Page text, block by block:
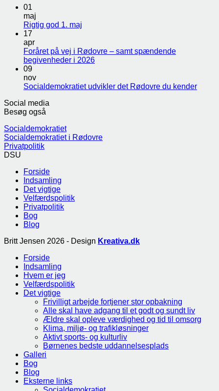
01
maj
Rigtig god 1. maj
17
apr
Foråret på vej i Rødovre – samt spændende
begivenheder i 2026
09
nov
Socialdemokratiet udvikler det Rødovre du kender
Social media
Besøg også
Socialdemokratiet
Socialdemokratiet i Rødovre
Privatpolitik
DSU
Forside
Indsamling
Det vigtige
Velfærdspolitik
Privatpolitik
Bog
Blog
Britt Jensen 2026 - Design Kreativa.dk
Forside
Indsamling
Hvem er jeg
Velfærdspolitik
Det vigtige
Frivilligt arbejde fortjener stor opbakning
Alle skal have adgang til et godt og sundt liv
Ældre skal opleve værdighed og tid til omsorg
Klima, miljø- og trafikløsninger
Aktivt sports- og kulturliv
Børnenes bedste uddannelsesplads
Galleri
Bog
Blog
Eksterne links